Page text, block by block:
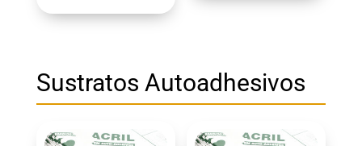
Sustratos Autoadhesivos